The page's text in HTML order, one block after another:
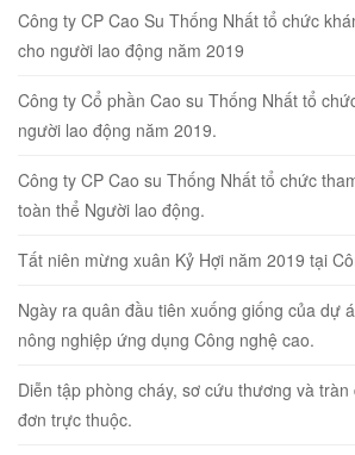
Công ty CP Cao Su Thống Nhất tổ chức
cho người lao động năm 2019
Công ty Cổ phần Cao su Thống Nhất tổ
người lao động năm 2019.
Công ty CP Cao su Thống Nhất tổ chức
toàn thể Người lao động.
Tất niên mừng xuân Kỷ Hợi năm 2019 tại
Ngày ra quân đầu tiên xuống giống của dự
nông nghiệp ứng dụng Công nghệ cao.
Diễn tập phòng cháy, sơ cứu thương và
đơn trực thuộc.